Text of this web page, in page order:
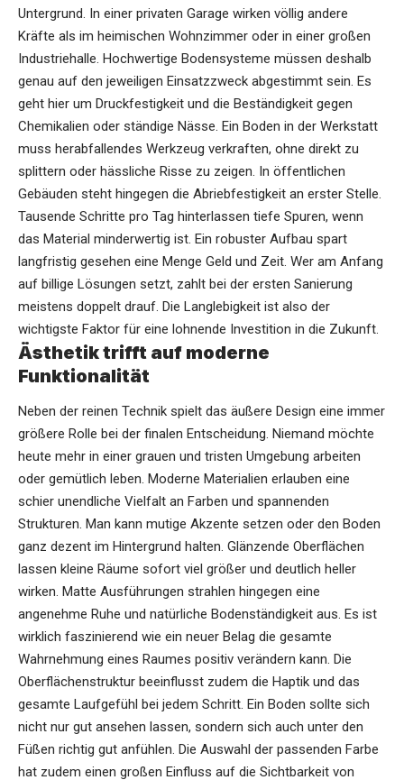
Untergrund. In einer privaten Garage wirken völlig andere
Kräfte als im heimischen Wohnzimmer oder in einer großen
Industriehalle. Hochwertige Bodensysteme müssen deshalb
genau auf den jeweiligen Einsatzzweck abgestimmt sein. Es
geht hier um Druckfestigkeit und die Beständigkeit gegen
Chemikalien oder ständige Nässe. Ein Boden in der Werkstatt
muss herabfallendes Werkzeug verkraften, ohne direkt zu
splittern oder hässliche Risse zu zeigen. In öffentlichen
Gebäuden steht hingegen die Abriebfestigkeit an erster Stelle.
Tausende Schritte pro Tag hinterlassen tiefe Spuren, wenn
das Material minderwertig ist. Ein robuster Aufbau spart
langfristig gesehen eine Menge Geld und Zeit. Wer am Anfang
auf billige Lösungen setzt, zahlt bei der ersten Sanierung
meistens doppelt drauf. Die Langlebigkeit ist also der
wichtigste Faktor für eine lohnende Investition in die Zukunft.
Ästhetik trifft auf moderne
Funktionalität
Neben der reinen Technik spielt das äußere Design eine immer
größere Rolle bei der finalen Entscheidung. Niemand möchte
heute mehr in einer grauen und tristen Umgebung arbeiten
oder gemütlich leben. Moderne Materialien erlauben eine
schier unendliche Vielfalt an Farben und spannenden
Strukturen. Man kann mutige Akzente setzen oder den Boden
ganz dezent im Hintergrund halten. Glänzende Oberflächen
lassen kleine Räume sofort viel größer und deutlich heller
wirken. Matte Ausführungen strahlen hingegen eine
angenehme Ruhe und natürliche Bodenständigkeit aus. Es ist
wirklich faszinierend wie ein neuer Belag die gesamte
Wahrnehmung eines Raumes positiv verändern kann. Die
Oberflächenstruktur beeinflusst zudem die Haptik und das
gesamte Laufgefühl bei jedem Schritt. Ein Boden sollte sich
nicht nur gut ansehen lassen, sondern sich auch unter den
Füßen richtig gut anfühlen. Die Auswahl der passenden Farbe
hat zudem einen großen Einfluss auf die Sichtbarkeit von